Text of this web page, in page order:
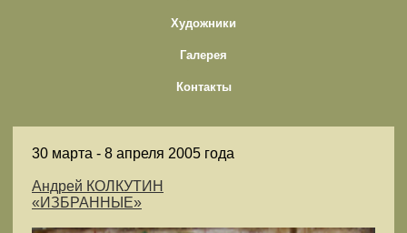
Художники
Галерея
Контакты
30 марта - 8 апреля 2005 года
Андрей КОЛКУТИН
«ИЗБРАННЫЕ»